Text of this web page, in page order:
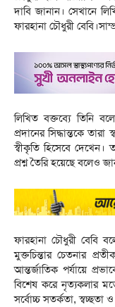
দাবি জানান। সেখানে
ফারহানা চৌধুরী
লিখিত বক্তব্যে তিনি
প্রদানের সিদ্ধান্তকে
স্বীকৃতি হিসেবে
প্রশ্ন তৈরি হয়েছে বলেও
ফারহানা চৌধুরী বেবি
মুক্তচিন্তার চেতনার
আন্তর্জাতিক পর্যায়ে
বিশেষ করে নৃত্যকলার মতো
সর্বোচ্চ সতর্কতা, স্বচ্ছতা ও